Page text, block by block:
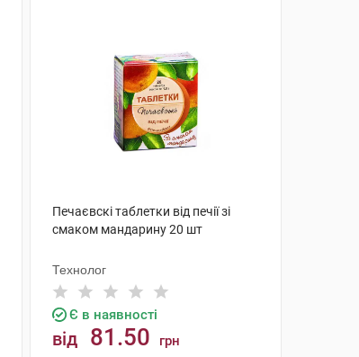
Печаєвскі таблетки від печії зі
смаком мандарину 20 шт
Технолог
Є в наявності
від 81.50 грн